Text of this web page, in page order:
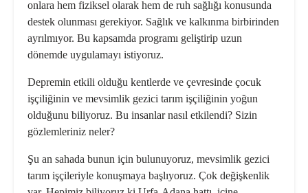
onlara hem fiziksel olarak hem de ruh sağlığı konusunda
destek olunması gerekiyor. Sağlık ve kalkınma birbirinden
ayrılmıyor. Bu kapsamda programı geliştirip uzun
dönemde uygulamayı istiyoruz.
Depremin etkili olduğu kentlerde ve çevresinde çocuk
işçiliğinin ve mevsimlik gezici tarım işçiliğinin yoğun
olduğunu biliyoruz. Bu insanlar nasıl etkilendi? Sizin
gözlemleriniz neler?
Şu an sahada bunun için bulunuyoruz, mevsimlik gezici
tarım işçileriyle konuşmaya başlıyoruz. Çok değişkenlik